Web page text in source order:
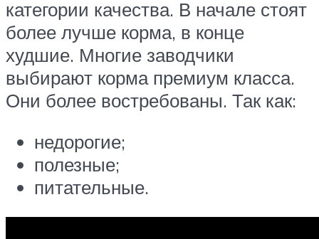
категории качества. В начале стоят
более лучше корма, в конце
худшие. Многие заводчики
выбирают корма премиум класса.
Они более востребованы. Так как:
недорогие;
полезные;
питательные.